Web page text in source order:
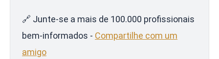
🔗 Junte-se a mais de 100.000 profissionais
bem-informados - Compartilhe com um
amigo